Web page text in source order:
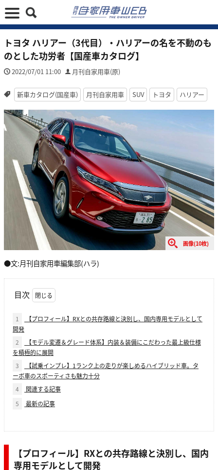
トヨタ ハリアー（3代目）・ハリアーの名を不動のも
のとした功労者【国産車カタログ】
2022/07/01 11:00 月刊自家用車(原)
新車カタログ(国産車) 月刊自家用車 SUV トヨタ ハリアー
画像(10枚)
●文:月刊自家用車編集部(ハラ)
目次
1
【プロフィール】RXとの共存路線と決別し、国内専用モデルとして
開発
2
【モデル変遷＆グレード体系】内装＆装備にこだわった最上級仕様
を積極的に展開
3
【試乗インプレ】1ランク上の走りが楽しめるハイブリッド車。タ
ーボ車のスポーティさも魅力十分
4
関連する記事
5
最新の記事
【プロフィール】RXとの共存路線と決別し、国内
専用モデルとして開発